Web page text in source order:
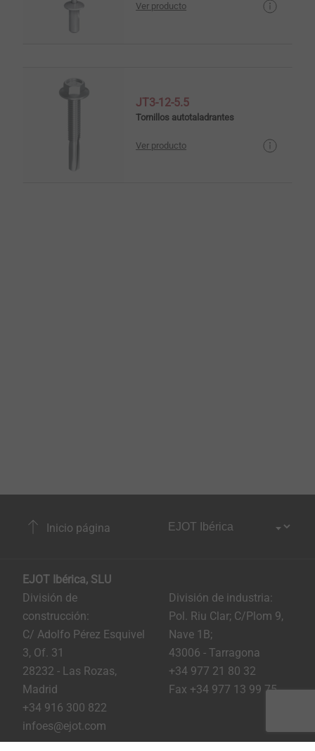
Ver producto
JT3-12-5.5
Tornillos autotaladrantes
Ver producto
Inicio página
EJOT Ibérica, SLU
División de
construcción:
C/ Adolfo Pérez Esquivel
3, Of. 31
28232 - Las Rozas,
Madrid
+34 916 300 822
infoes@ejot.com
División de industria:
Pol. Riu Clar; C/Plom 9,
Nave 1B;
43006 - Tarragona
+34 977 21 80 32
Fax +34 977 13 99 75